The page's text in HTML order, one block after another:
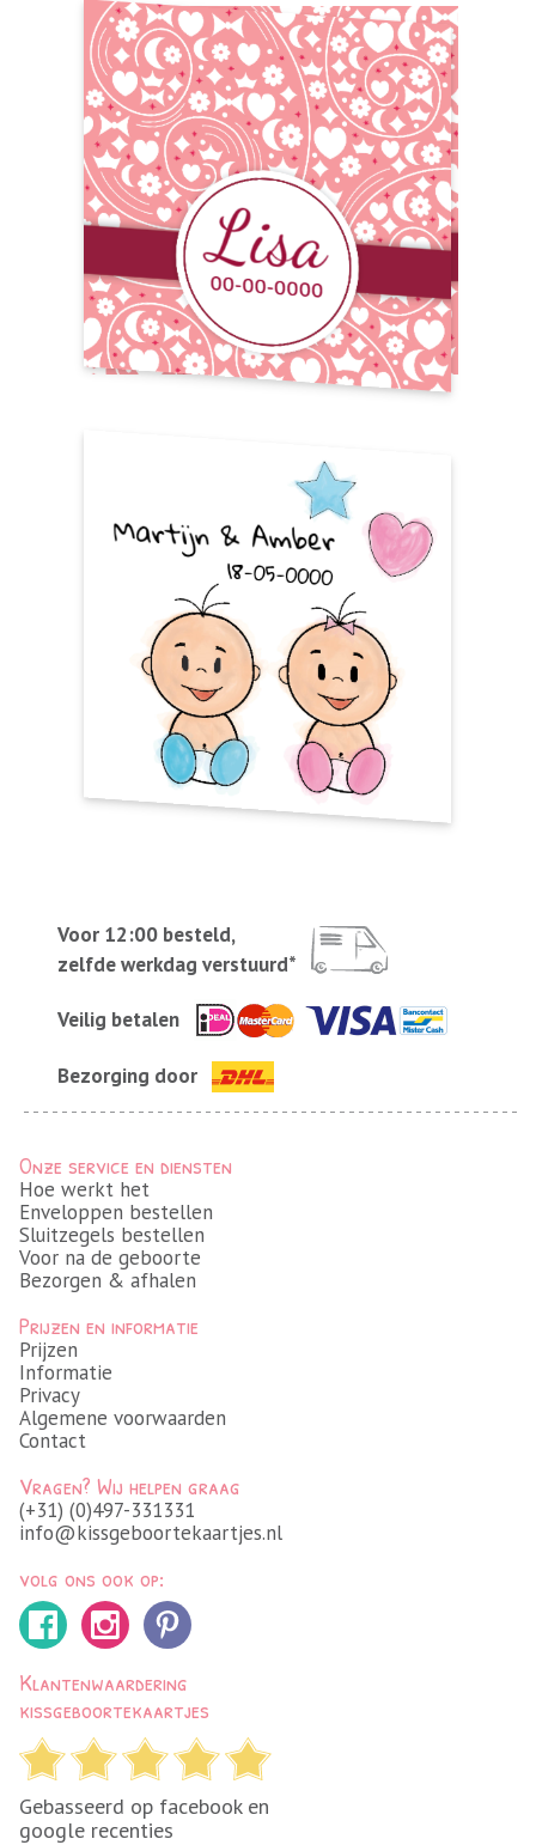
Voor 12:00 besteld,
zelfde werkdag verstuurd*
Veilig betalen
Bezorging door
Onze service en diensten
Hoe werkt het
Enveloppen bestellen
Sluitzegels bestellen
Voor na de geboorte
Bezorgen & afhalen
Prijzen en informatie
Prijzen
Informatie
Privacy
Algemene voorwaarden
Contact
Vragen? Wij helpen graag
(+31) (0)497-331331
info@kissgeboortekaartjes.nl
volg ons ook op:
Klantenwaardering
kissgeboortekaartjes
Gebasseerd op facebook en
google recenties